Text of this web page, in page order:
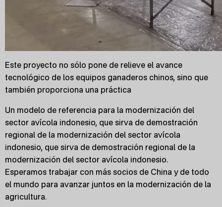
Este proyecto no sólo pone de relieve el avance
tecnológico de los equipos ganaderos chinos, sino que
también proporciona una práctica
Un modelo de referencia para la modernización del
sector avícola indonesio, que sirva de demostración
regional de la modernización del sector avícola
indonesio, que sirva de demostración regional de la
modernización del sector avícola indonesio.
Esperamos trabajar con más socios de China y de todo
el mundo para avanzar juntos en la modernización de la
agricultura.